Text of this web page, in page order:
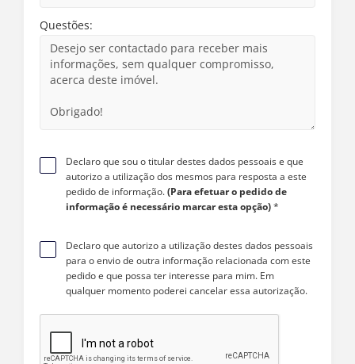
Questões:
Declaro que sou o titular destes dados pessoais e que
autorizo a utilização dos mesmos para resposta a este
pedido de informação.(Para efetuar o pedido de
informação é necessário marcar esta opção)*
Declaro que autorizo a utilização destes dados pessoais
para o envio de outra informação relacionada com este
pedido e que possa ter interesse para mim. Em
qualquer momento poderei cancelar essa autorização.